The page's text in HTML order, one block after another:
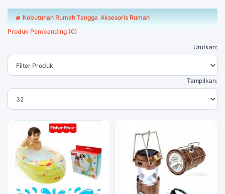
Kebutuhan Rumah Tangga Aksesoris Rumah
Produk Pembanding (0)
Urutkan:
Tampilkan: